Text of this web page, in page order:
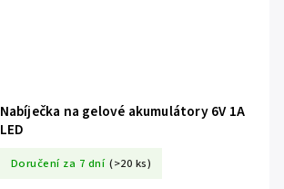
Nabíječka na gelové akumulátory 6V 1A
LED
Doručení za 7 dní (>20 ks)